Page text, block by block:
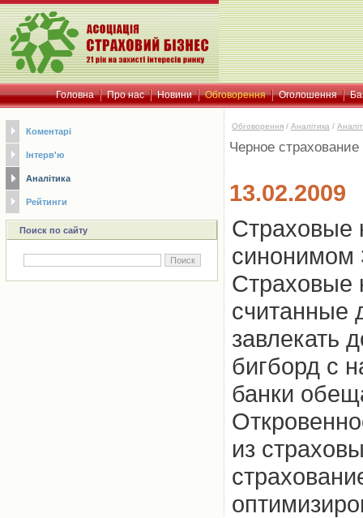
Головна Про нас Новини Обговорення Оголошення
Коментарі
Інтерв'ю
Аналітика
Рейтинги
Поиск по сайту
Обговорення / Аналітика /
Черное
13.02.2009
Страховые
синонимом
Страховые
считанные
завлекать
бигборд с
банки
из